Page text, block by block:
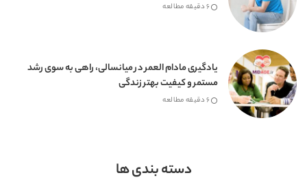
6 دقیقه مطالعه
یادگیری مادام العمر در میانسالی، راهی به سوی رشد
مستمر و کیفیت بهتر زندگی
6 دقیقه مطالعه
دسته بندی ها